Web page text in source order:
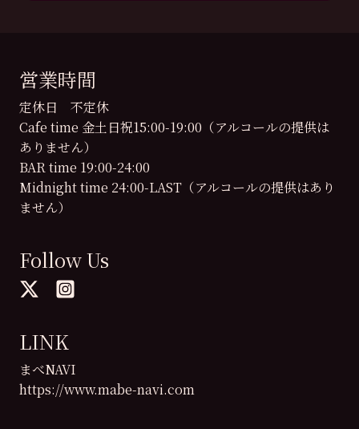
営業時間
定休日 不定休
Cafe time 金土日祝15:00-19:00（アルコールの提供は
ありません）
BAR time 19:00-24:00
Midnight time 24:00-LAST（アルコールの提供はあり
ません）
Follow Us
LINK
まべNAVI
https://www.mabe-navi.com